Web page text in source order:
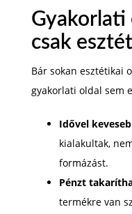
Gyakorlati
csak
Bár sokan esztétikai
gyakorlati oldal sem
Idővel
kialakultak,
formázást.
Pénzt
termékre van